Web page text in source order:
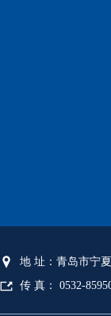
地 址：青岛市宁
传 真： 0532-